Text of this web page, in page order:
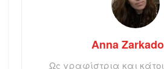
Anna
Ως γραφίστρια και